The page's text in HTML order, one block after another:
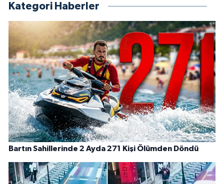
Kategori Haberler
Bartın Sahillerinde 2 Ayda 271 Kişi Ölümden Döndü